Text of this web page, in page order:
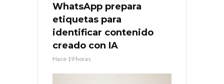
WhatsApp prepara
etiquetas para
identificar contenido
creado con IA
Hace 19 horas